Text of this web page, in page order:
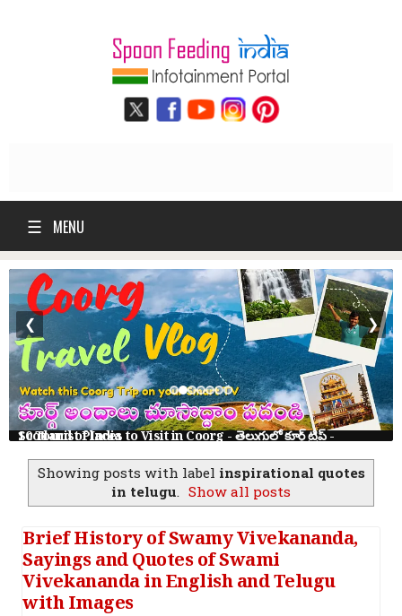
☰ MENU
10 Tourist Places to Visit in Coorg - తెలుగులో కూర్గ్ ట్రిప్ - Scotland of India
❮ ❯
Showing posts with label inspirational quotes
in telugu. Show all posts
Brief History of Swamy Vivekananda,
Sayings and Quotes of Swami
Vivekananda in English and Telugu
with Images